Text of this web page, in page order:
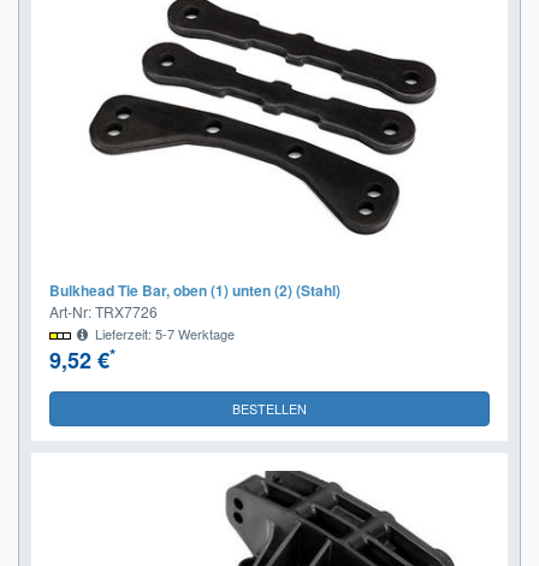
Bulkhead Tie Bar, oben (1) unten (2) (Stahl)
Art-Nr: TRX7726
Lieferzeit: 5-7 Werktage
9,52 €*
BESTELLEN